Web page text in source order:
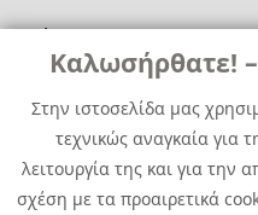
Καλωσήρθατε!
Στην ιστοσελίδα μας
τεχνικώς αναγκαία για
λειτουργία της και για την
σχέση με τα προαιρετικά
Χρήσιμα
Χρήσιμα
Επικοινωνία
Media Kit
Καριέρα
Όμιλος Quest
Site Map